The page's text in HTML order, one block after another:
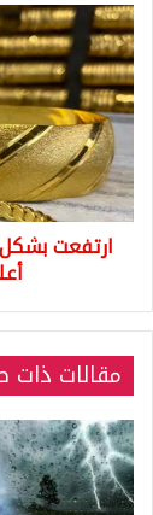
ارتفعت
بشكل
كبير..
أسعار
غرام
الذهب
في
تركيا
تسجل
أعلى
في
البلاد
ارتفعت
مقالات ذات